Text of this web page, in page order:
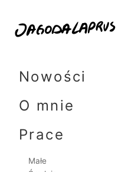
content
Nowości
O mnie
Prace
Małe